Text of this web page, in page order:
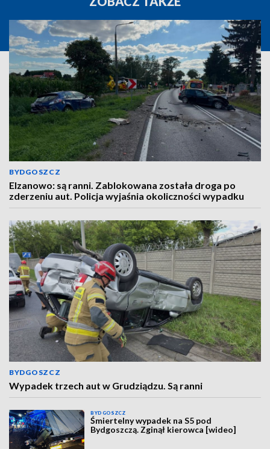
BYDGOSZCZ
Elzanowo: są ranni. Zablokowana została droga po
zderzeniu aut. Policja wyjaśnia okoliczności wypadku
BYDGOSZCZ
Wypadek trzech aut w Grudziądzu. Są ranni
BYDGOSZCZ
Śmiertelny wypadek na S5 pod
Bydgoszczą. Zginął kierowca [wideo]